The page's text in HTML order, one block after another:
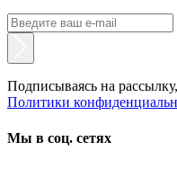
Подписываясь на
Политики
Мы в соц. сетях